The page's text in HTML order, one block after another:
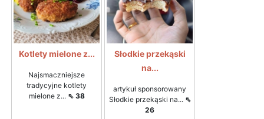
Kotlety mielone z...
Najsmaczniejsze
tradycyjne kotlety
mielone z... ⇖ 38
Słodkie przekąski
na...
artykuł sponsorowany
Słodkie przekąski na... ⇖
26